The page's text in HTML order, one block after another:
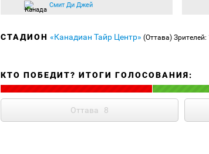
Смит Ди Джей
СТАДИОН «Канадиан Тайр Центр» (Оттава) Зрителей:
КТО ПОБЕДИТ? ИТОГИ ГОЛОСОВАНИЯ:
Оттава 8